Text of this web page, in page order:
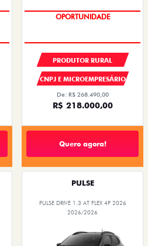
OPORTUNIDADE
PRODUTOR RURAL
CNPJ E MICROEMPRESÁRIO
De: R$ 268.490,00
R$ 218.000,00
Quero agora!
PULSE
PULSE DRIVE 1.3 AT FLEX 4P 2026
2026/2026